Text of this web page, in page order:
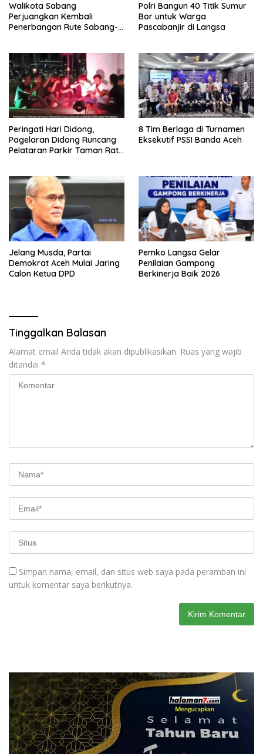
Walikota Sabang
Perjuangkan Kembali
Penerbangan Rute Sabang-
Polri Bangun 40 Titik Sumur
Bor untuk Warga
Pascabanjir di Langsa
Peringati Hari Didong,
Pagelaran Didong Runcang
Pelataran Parkir Taman Ratu
8 Tim Berlaga di Turnamen
Eksekutif PSSI Banda Aceh
Jelang Musda, Partai
Demokrat Aceh Mulai Jaring
Calon Ketua DPD
Pemko Langsa Gelar
Penilaian Gampong
Berkinerja Baik 2026
Tinggalkan Balasan
Alamat email Anda tidak akan dipublikasikan. Ruas yang wajib
ditandai *
Simpan nama, email, dan situs web saya pada peramban ini
untuk komentar saya berikutnya.